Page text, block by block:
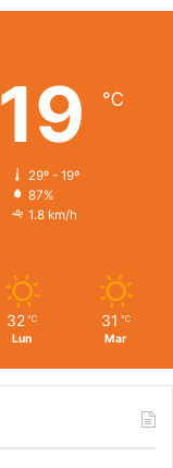
19 ℃
29º - 19º
87%
1.8 km/h
32 ℃
Lun
31 ℃
Mar